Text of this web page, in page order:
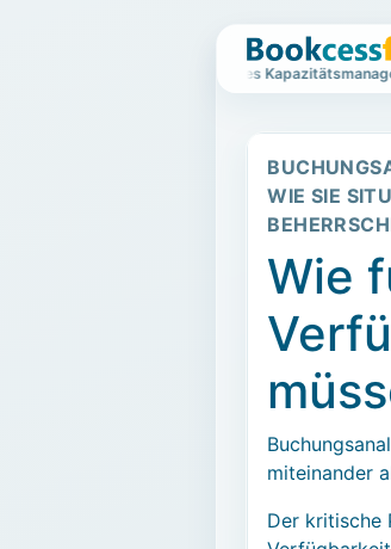
Wartelistenbasiertes
WIE SIE
Wie
miteinander
Der kritische